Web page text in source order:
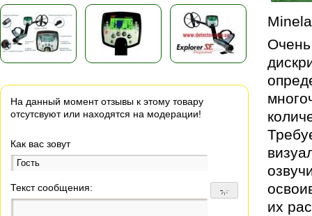
На данный момент отзывы к этому товару
отсутсвуют или находятся на модерации!
Как вас зовут
Текст сообщения:
их